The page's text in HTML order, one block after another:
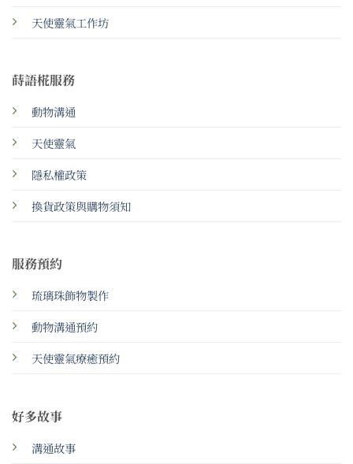
天使靈氣工作坊
蒔語椛服務
動物溝通
天使靈氣
隱私權政策
換貨政策與購物須知
服務預約
琉璃珠飾物製作
動物溝通預約
天使靈氣療癒預約
好多故事
溝通故事